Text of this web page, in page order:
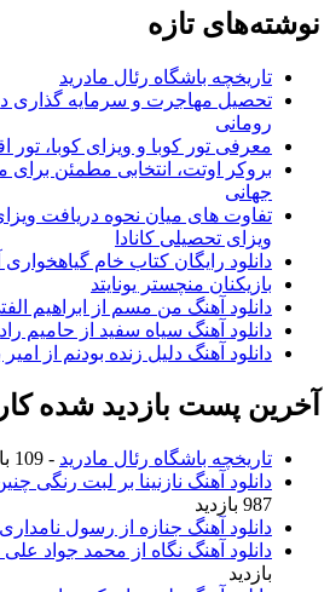
نوشته‌های تازه
تاریخچه باشگاه رئال مادرید
تحصیل مهاجرت و سرمایه گذاری
رومانی
معرفی تور کوبا و ویزای کوبا،
بروکر اوتت، انتخابی مطمئن برای
جهانی
تفاوت های میان نحوه دریافت
ویزای تحصیلی کانادا
دانلود رایگان کتاب خام گیاهخواری
بازیکنان منچستر یونایتد
دانلود آهنگ من مسم از ابراهیم
دانلود آهنگ سیاه سفید از حامیم
دانلود آهنگ دلیل زنده بودنم از
آخرین پست بازدید شده
تاریخچه باشگاه رئال مادرید - 109 بازدید
دانلود آهنگ نازنینا بر لبت رنگی
987 بازدید
دانلود آهنگ جنازه از رسول
دانلود آهنگ نگاه از محمد جواد
بازدید